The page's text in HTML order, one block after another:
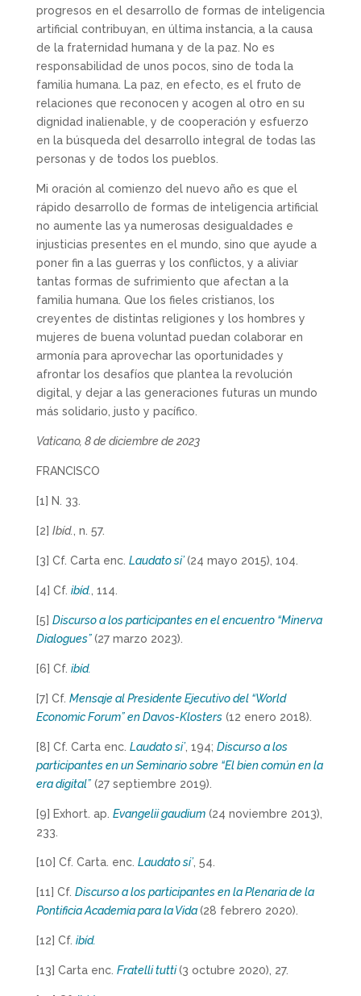
progresos en el desarrollo de formas de inteligencia
artificial contribuyan, en última instancia, a la causa
de la fraternidad humana y de la paz. No es
responsabilidad de unos pocos, sino de toda la
familia humana. La paz, en efecto, es el fruto de
relaciones que reconocen y acogen al otro en su
dignidad inalienable, y de cooperación y esfuerzo
en la búsqueda del desarrollo integral de todas las
personas y de todos los pueblos.
Mi oración al comienzo del nuevo año es que el
rápido desarrollo de formas de inteligencia artificial
no aumente las ya numerosas desigualdades e
injusticias presentes en el mundo, sino que ayude a
poner fin a las guerras y los conflictos, y a aliviar
tantas formas de sufrimiento que afectan a la
familia humana. Que los fieles cristianos, los
creyentes de distintas religiones y los hombres y
mujeres de buena voluntad puedan colaborar en
armonía para aprovechar las oportunidades y
afrontar los desafíos que plantea la revolución
digital, y dejar a las generaciones futuras un mundo
más solidario, justo y pacífico.
Vaticano, 8 de diciembre de 2023
FRANCISCO
[1] N. 33.
[2] Ibíd. , n. 57.
[3] Cf. Carta enc. Laudato si’ (24 mayo 2015), 104.
[4] Cf. ibíd. , 114.
[5] Discurso a los participantes en el encuentro “Minerva
Dialogues” (27 marzo 2023).
[6] Cf. ibíd.
[7] Cf. Mensaje al Presidente Ejecutivo del “World
Economic Forum” en Davos-Klosters(12 enero 2018).
[8] Cf. Carta enc. Laudato si’, 194; Discurso a los
participantes en un Seminario sobre “El bien común en la
era digital”(27 septiembre 2019).
[9] Exhort. ap. Evangelii gaudium(24 noviembre 2013),
233.
[10] Cf. Carta. enc. Laudato si’, 54.
[11] Cf. Discurso a los participantes en la Plenaria de la
Pontificia Academia para la Vida (28 febrero 2020).
[12] Cf. ibíd.
[13] Carta enc. Fratelli tutti (3 octubre 2020), 27.